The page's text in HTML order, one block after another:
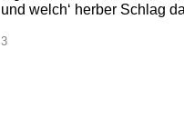
und welch‘ herber Schlag
3